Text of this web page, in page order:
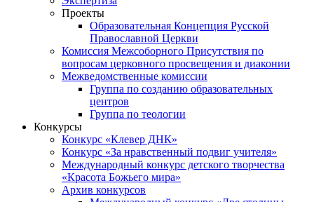
Проекты
Образовательная Концепция Русской
Православной Церкви
Комиссия Межсоборного Присутствия по
вопросам церковного просвещения и диаконии
Межведомственные комиссии
Группа по созданию образовательных
центров
Группа по теологии
Конкурсы
Конкурс «Клевер ДНК»
Конкурс «За нравственный подвиг учителя»
Международный конкурс детского творчества
«Красота Божьего мира»
Архив конкурсов